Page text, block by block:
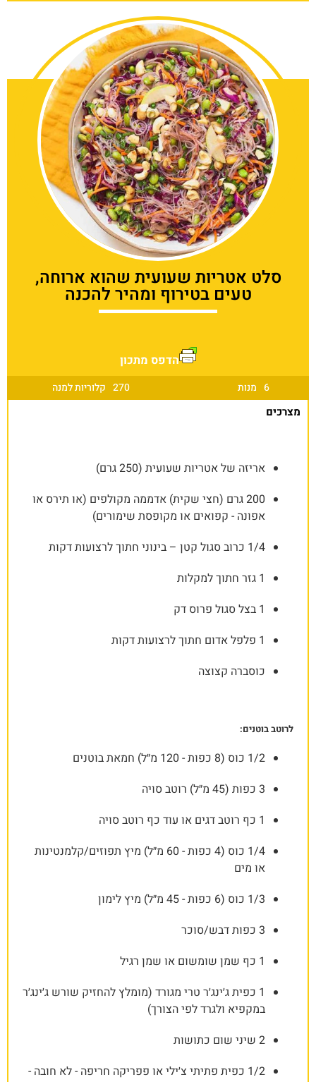
סלט אטריות שעועית שהוא ארוחה,
טעים בטירוף ומהיר להכנה
הדפס מתכון
6 מנות 270 קלוריות למנה
מצרכים
אריזה של אטריות שעועית (250 גרם)
200 גרם (חצי שקית) אדממה מקולפים (או תירס או
אפונה - קפואים או מקופסת שימורים)
1/4 כרוב סגול קטן – בינוני חתוך לרצועות דקות
1 גזר חתוך למקלות
1 בצל סגול פרוס דק
1 פלפל אדום חתוך לרצועות דקות
כוסברה קצוצה
לרוטב בוטנים:
1/2 כוס (8 כפות - 120 מ״ל) חמאת בוטנים
3 כפות (45 מ״ל) רוטב סויה
1 כף רוטב דגים או עוד כף רוטב סויה
1/4 כוס (4 כפות - 60 מ״ל) מיץ תפוזים/קלמנטינות
או מים
1/3 כוס (6 כפות - 45 מ״ל) מיץ לימון
3 כפות דבש/סוכר
1 כף שמן שומשום או שמן רגיל
1 כפית ג׳ינג׳ר טרי מגורד (מומלץ להחזיק שורש ג׳ינג׳ר
במקפיא ולגרד לפי הצורך)
2 שיני שום כתושות
1/2 כפית פתיתי צ׳ילי או פפריקה חריפה - לא חובה -